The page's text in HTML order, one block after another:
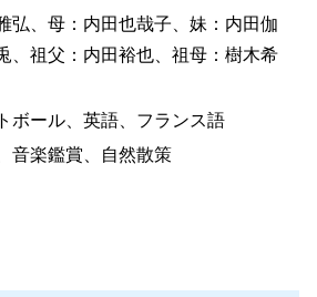
弘、母：内田也哉子、妹：内田伽
、祖父：内田裕也、祖母：樹木希
ボール、英語、フランス語
音楽鑑賞、自然散策